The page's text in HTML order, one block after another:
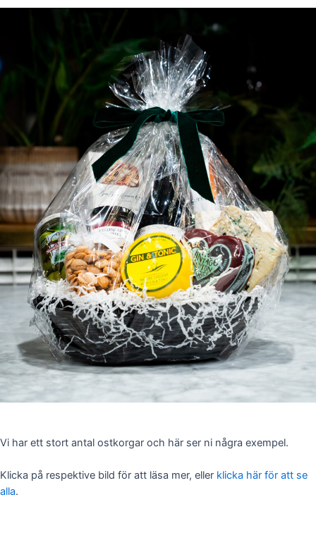
Vi har ett stort antal ostkorgar och här ser ni några exempel.
Klicka på respektive bild för att läsa mer, eller klicka här för att se
alla.